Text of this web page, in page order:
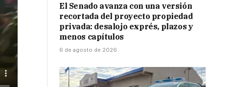
El Senado avanza con una versión
recortada del proyecto propiedad
privada: desalojo exprés, plazos y
menos capítulos
6 de agosto de 2026